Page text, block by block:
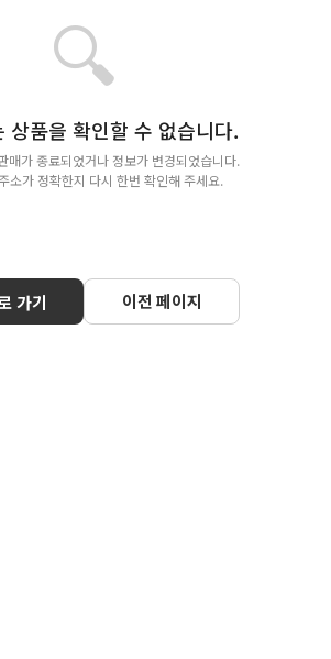
🔍
상품을 확인할 수 없습니다.
매가 종료되었거나 정보가 변경되었습니다.
소가 정확한지 다시 한번 확인해 주세요.
가기 이전 페이지